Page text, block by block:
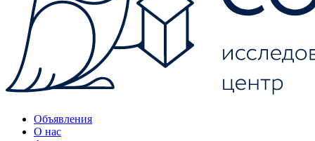
Объявления
О нас